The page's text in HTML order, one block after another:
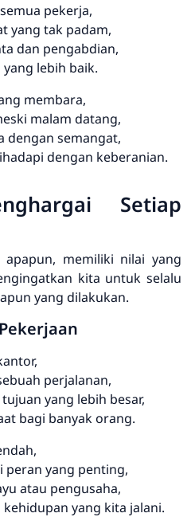
pekerja,
yang tak padam,
dan pengabdian,
lebih baik.
membara,
malam datang,
dengan semangat,
dengan keberanian.
Setiap
apapun, memiliki nilai yang
kita untuk selalu
yang dilakukan.
perjalanan,
yang lebih besar,
bagi banyak orang.
peran yang penting,
atau pengusaha,
yang kita jalani.